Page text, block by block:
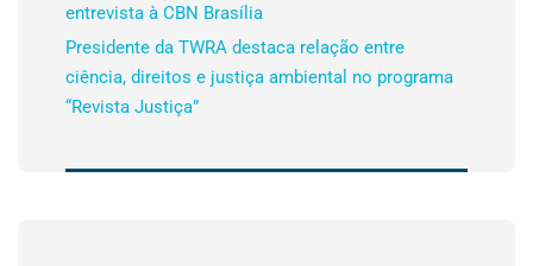
entrevista à CBN Brasília
Presidente da TWRA destaca relação entre
ciência, direitos e justiça ambiental no programa
“Revista Justiça”